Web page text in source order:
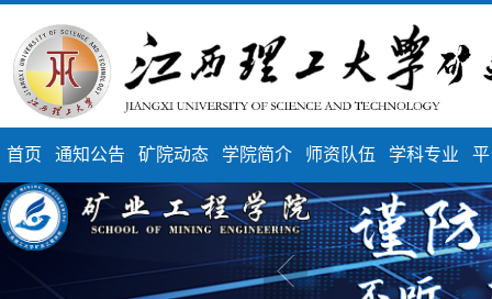
首页 通知公告 矿院动态 学院简介 师资队伍 学科专业